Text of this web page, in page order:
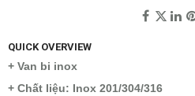
QUICK OVERVIEW
+ Van bi inox
+ Chất liệu: Inox 201/304/316